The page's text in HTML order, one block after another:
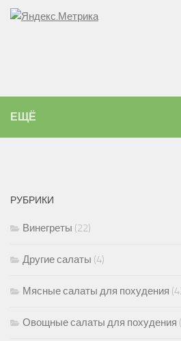
ЕЩЁ
РУБРИКИ
Винегреты (22)
Другие салаты (4)
Мясные салаты для похудения
Овощные салаты для похудения